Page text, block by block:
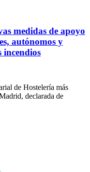
medidas de apoyo
autónomos y
incendios
de Hostelería más
declarada de